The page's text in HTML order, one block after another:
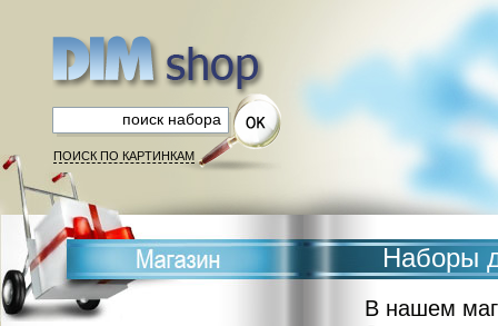
ПОИСК ПО КАРТИНКАМ
Наборы
В нашем